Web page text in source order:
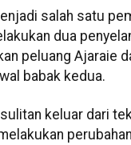
salah satu
dua
peluang Ajaraie
babak kedua.
keluar dari